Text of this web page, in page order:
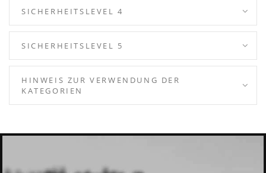
SICHERHEITSLEVEL 4
SICHERHEITSLEVEL 5
HINWEIS ZUR VERWENDUNG DER
KATEGORIEN